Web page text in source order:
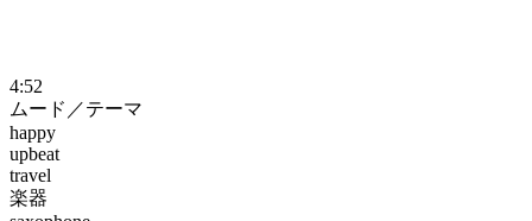
4:52
ムード／テーマ
happy
upbeat
travel
楽器